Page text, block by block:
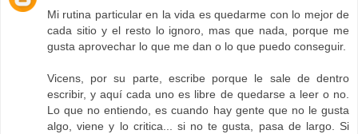
Mi rutina particular en la vida es quedarme con lo mejor de
cada sitio y el resto lo ignoro, mas que nada, porque me
gusta aprovechar lo que me dan o lo que puedo conseguir.
Vicens, por su parte, escribe porque le sale de dentro
escribir, y aquí cada uno es libre de quedarse a leer o no.
Lo que no entiendo, es cuando hay gente que no le gusta
algo, viene y lo critica... si no te gusta, pasa de largo. Si